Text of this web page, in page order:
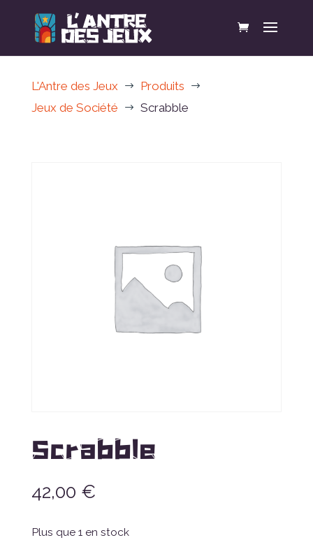
L'Antre des Jeux $ Produits $
Jeux de Société $ Scrabble
Scrabble
42,00 €
Plus que 1 en stock